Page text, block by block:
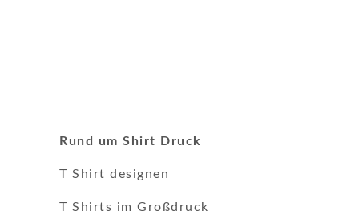
Rund um Shirt Druck
T Shirt designen
T Shirts im Großdruck